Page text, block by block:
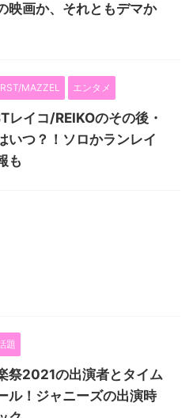
映画か、それともデマか
MAZZEL エンタメ
レイコ/REIKOのその後・
いつ？！ソロかランレイ
も
題
祭2021の出演者とタイム
ル！ジャニーズの出演時